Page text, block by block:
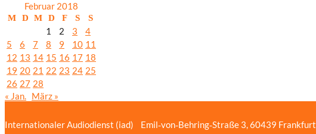
Februar 2018
M D M D F S S
1 2 3
4
5
6 7 8 9 10 11
12 13 14 15 16 17 18
19 20 21 22 23 24 25
26 27 28
« Jan. März »
Internationaler Audiodienst (iad) Emil‑von‑Behring‑Straße 3, 60439 Frankfurt